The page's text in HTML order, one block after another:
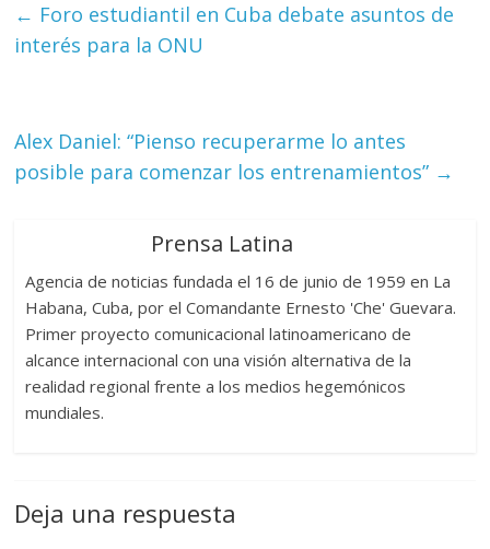
← Foro estudiantil en Cuba debate asuntos de
interés para la ONU
Alex Daniel: “Pienso recuperarme lo antes
posible para comenzar los entrenamientos” →
Prensa Latina
Agencia de noticias fundada el 16 de junio de 1959 en La
Habana, Cuba, por el Comandante Ernesto 'Che' Guevara.
Primer proyecto comunicacional latinoamericano de
alcance internacional con una visión alternativa de la
realidad regional frente a los medios hegemónicos
mundiales.
Deja una respuesta